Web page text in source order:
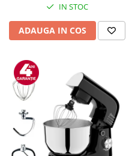
IN STOC
ADAUGA IN COS